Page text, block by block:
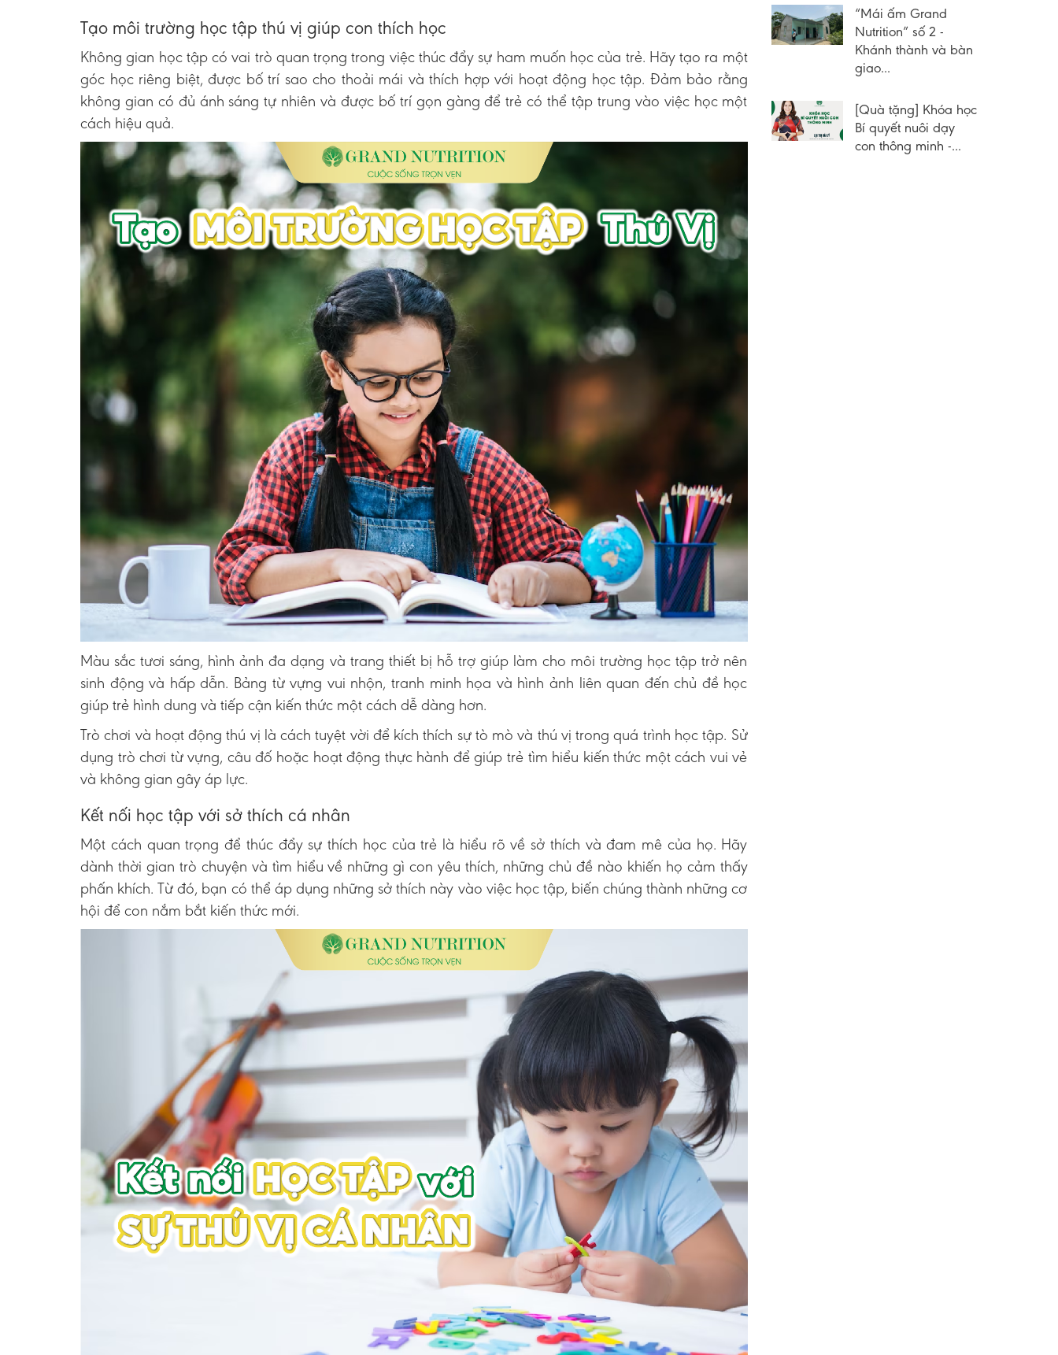
Tạo môi trường học tập thú vị giúp con thích học
Không gian học tập có vai trò quan trọng trong việc thúc đẩy sự ham muốn học của trẻ. Hãy tạo ra một
góc học riêng biệt, được bố trí sao cho thoải mái và thích hợp với hoạt động học tập. Đảm bảo rằng
không gian có đủ ánh sáng tự nhiên và được bố trí gọn gàng để trẻ có thể tập trung vào việc học một
cách hiệu quả.
Màu sắc tươi sáng, hình ảnh đa dạng và trang thiết bị hỗ trợ giúp làm cho môi trường học tập trở nên
sinh động và hấp dẫn. Bảng từ vựng vui nhộn, tranh minh họa và hình ảnh liên quan đến chủ đề học
giúp trẻ hình dung và tiếp cận kiến thức một cách dễ dàng hơn.
Trò chơi và hoạt động thú vị là cách tuyệt vời để kích thích sự tò mò và thú vị trong quá trình học tập. Sử
dụng trò chơi từ vựng, câu đố hoặc hoạt động thực hành để giúp trẻ tìm hiểu kiến thức một cách vui vẻ
và không gian gây áp lực.
Kết nối học tập với sở thích cá nhân
Một cách quan trọng để thúc đẩy sự thích học của trẻ là hiểu rõ về sở thích và đam mê của họ. Hãy
dành thời gian trò chuyện và tìm hiểu về những gì con yêu thích, những chủ đề nào khiến họ cảm thấy
phấn khích. Từ đó, bạn có thể áp dụng những sở thích này vào việc học tập, biến chúng thành những cơ
hội để con nắm bắt kiến thức mới.
“Mái ấm Grand
Nutrition” số 2 -
Khánh thành và bàn
giao...
[Quà tặng] Khóa học
Bí quyết nuôi dạy
con thông minh -...